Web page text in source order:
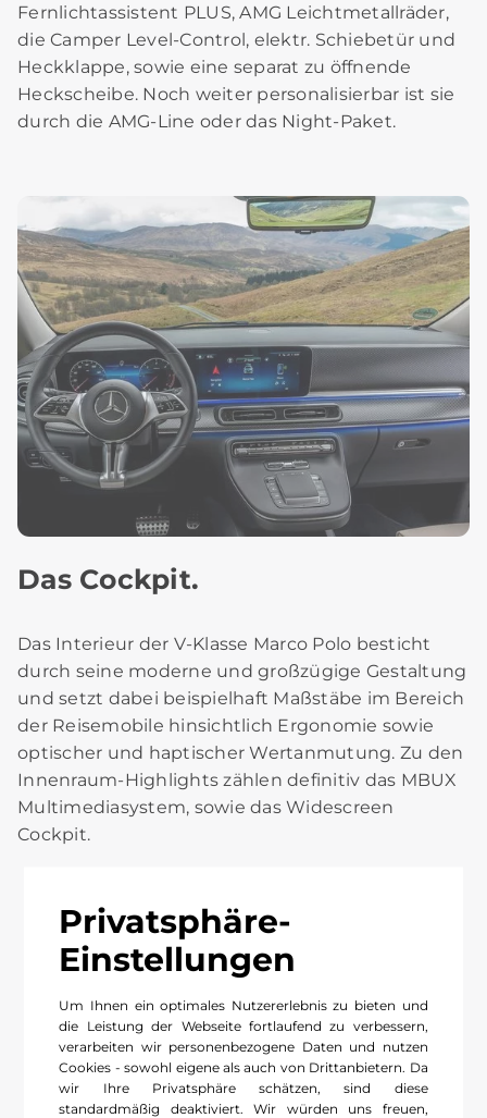
Privatsphäre-
Einstellungen
Um Ihnen ein optimales Nutzererlebnis zu bieten und
die Leistung der Webseite fortlaufend zu verbessern,
verarbeiten wir personenbezogene Daten und nutzen
Cookies - sowohl eigene als auch von Drittanbietern. Da
wir Ihre Privatsphäre schätzen, sind diese
standardmäßig deaktiviert. Wir würden uns freuen,
Fernlichtassistent PLUS, AMG Leichtmetallräder,
die Camper Level-Control, elektr. Schiebetür und
Heckklappe, sowie eine separat zu öffnende
Heckscheibe. Noch weiter personalisierbar ist sie
durch die AMG-Line oder das Night-Paket.
Das Cockpit.
Das Interieur der V-Klasse Marco Polo besticht
durch seine moderne und großzügige Gestaltung
und setzt dabei beispielhaft Maßstäbe im Bereich
der Reisemobile hinsichtlich Ergonomie sowie
optischer und haptischer Wertanmutung. Zu den
Innenraum-Highlights zählen definitiv das MBUX
Multimediasystem, sowie das Widescreen
Cockpit.
Wohnliche Atmosphäre.
Auch am Zielort angekommen, hört der Komfort
nicht auf, denn Ambientebeleuchtung, seitliche